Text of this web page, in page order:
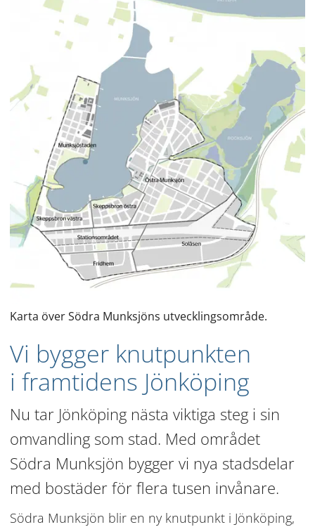
Karta över Södra Munksjöns utvecklingsområde.
Vi bygger knutpunkten
i framtidens Jönköping
Nu tar Jönköping nästa viktiga steg i sin
omvandling som stad. Med området
Södra Munksjön bygger vi nya stadsdelar
med bostäder för flera tusen invånare.
Södra Munksjön blir en ny knutpunkt i Jönköping,